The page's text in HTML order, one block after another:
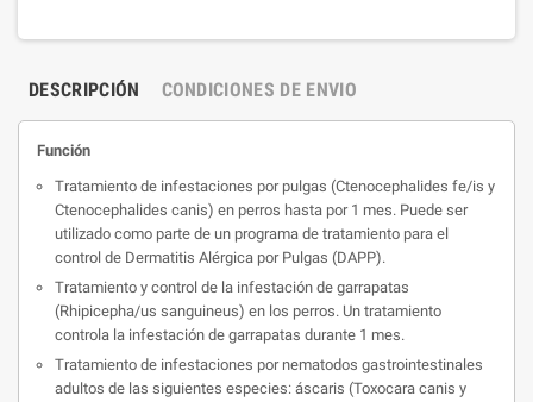
DESCRIPCIÓN CONDICIONES DE ENVIO
Función
Tratamiento de infestaciones por pulgas (Ctenocephalides fe/is y
Ctenocephalides canis) en perros hasta por 1 mes. Puede ser
utilizado como parte de un programa de tratamiento para el
control de Dermatitis Alérgica por Pulgas (DAPP).
Tratamiento y control de la infestación de garrapatas
(Rhipicepha/us sanguineus) en los perros. Un tratamiento
controla la infestación de garrapatas durante 1 mes.
Tratamiento de infestaciones por nematodos gastrointestinales
adultos de las siguientes especies: áscaris (Toxocara canis y